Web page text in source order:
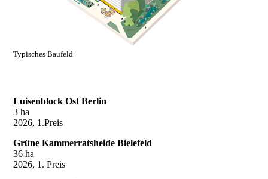
Typisches Baufeld
Luisenblock Ost Berlin
3 ha
2026, 1.Preis
Grüne Kammerratsheide Bielefeld
36 ha
2026, 1. Preis